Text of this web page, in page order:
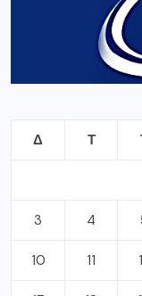
Δ Τ
3 4
10 11